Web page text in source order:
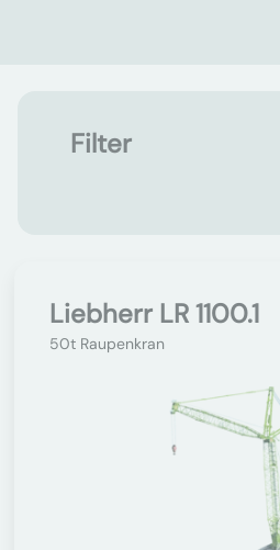
Filter
Liebherr LR 1100.1
50t Raupenkran